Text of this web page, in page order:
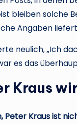
bleiben solche
Angaben
neulich, „Ich
es das
Kraus
Peter Kraus ist